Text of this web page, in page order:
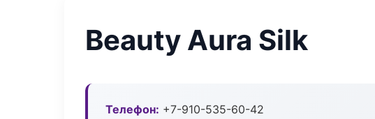
Beauty Aura Silk
Телефон: +7-910-535-60-42